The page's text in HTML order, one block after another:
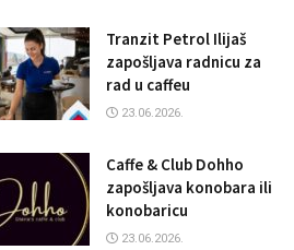
Tranzit Petrol Ilijaš
zapošljava radnicu za
rad u caffeu
23.06.2026.
Caffe & Club Dohho
zapošljava konobara ili
konobaricu
23.06.2026.